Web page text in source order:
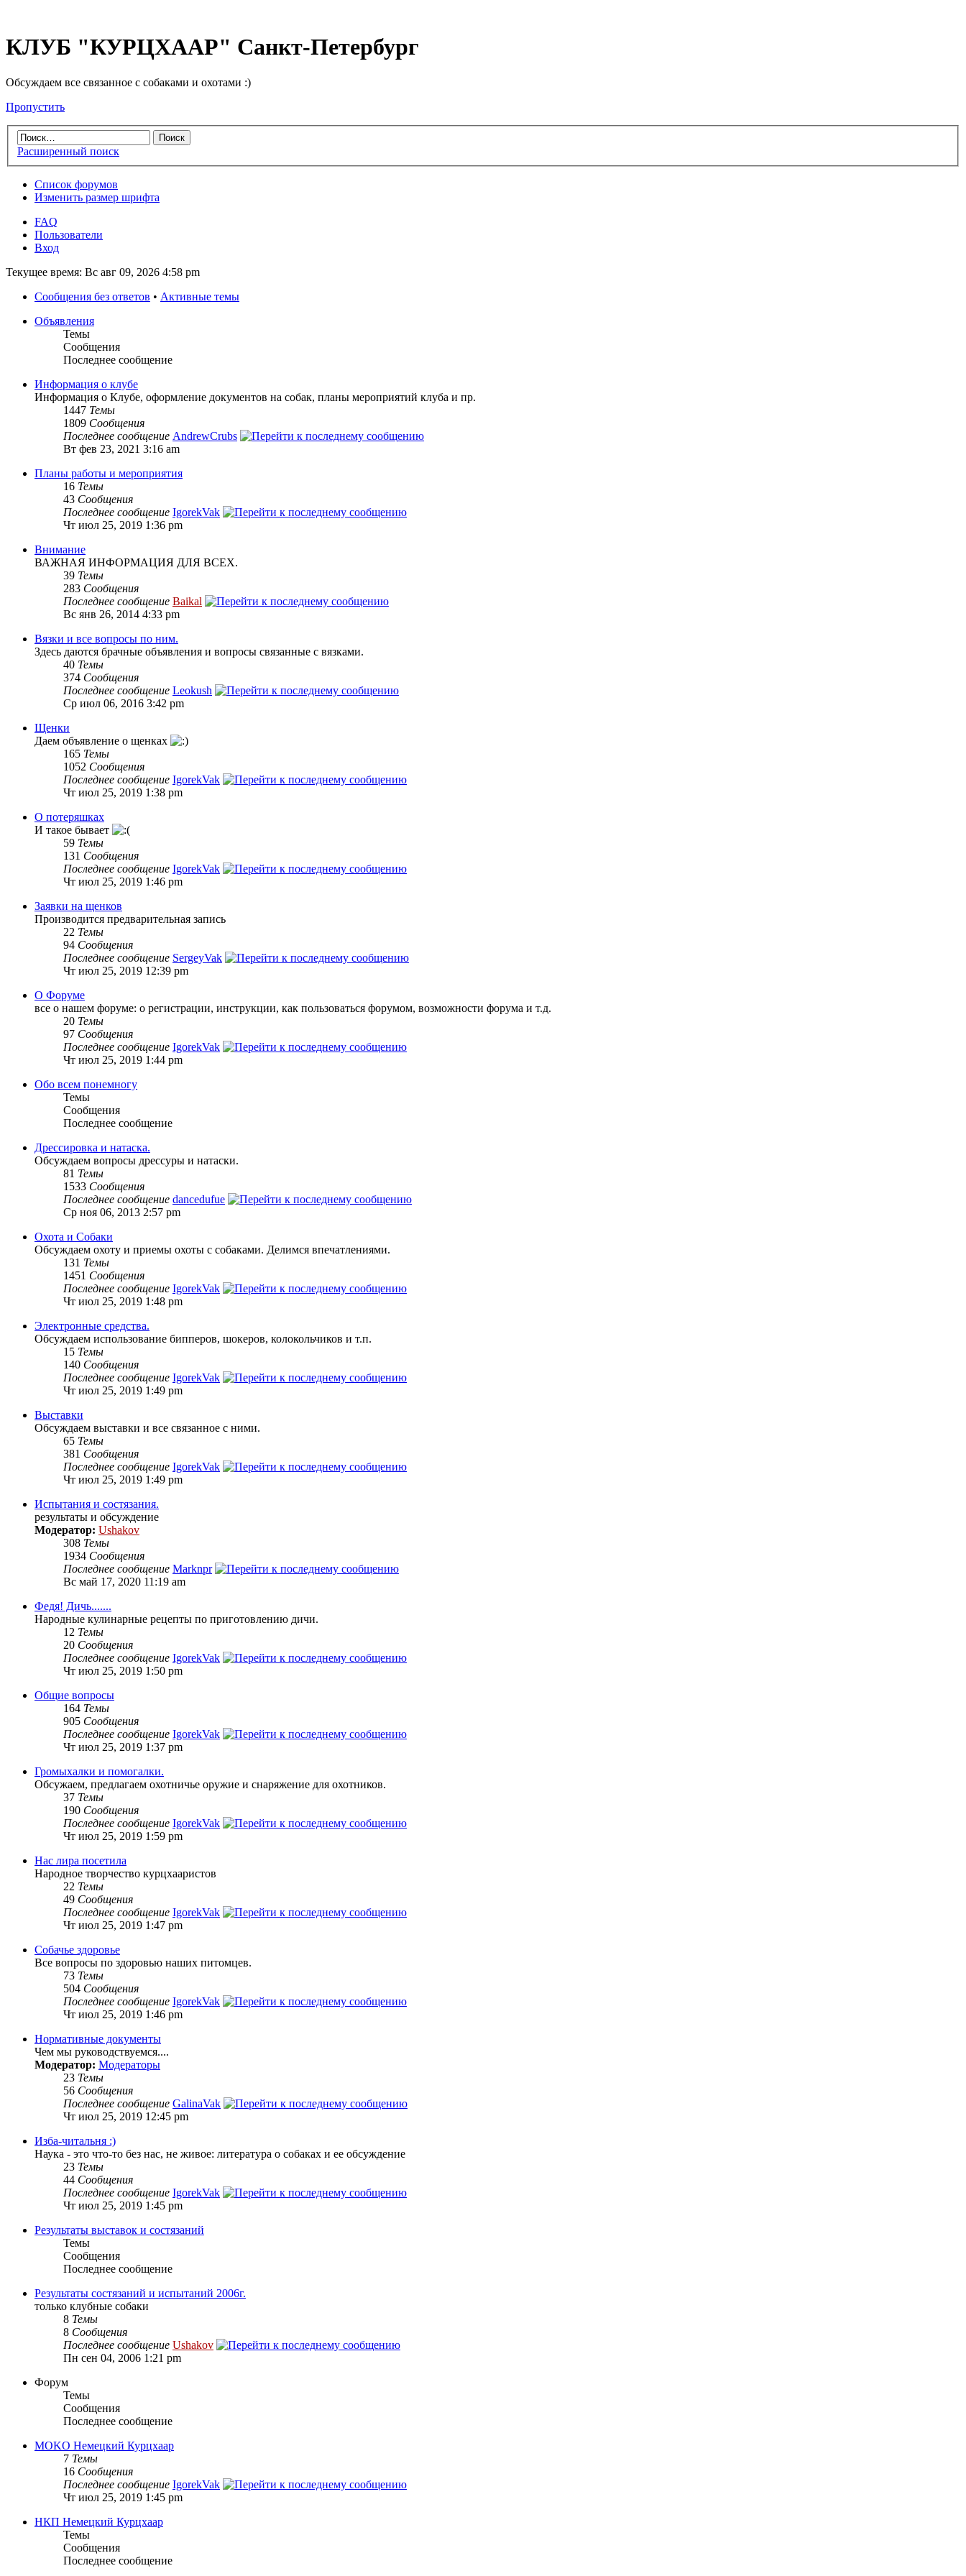
КЛУБ "КУРЦХААР" Санкт-Петербург
Обсуждаем все связанное с собаками и охотами :)
Пропустить
Расширенный поиск
Список форумов
Изменить размер шрифта
FAQ
Пользователи
Вход
Текущее время: Вс авг 09, 2026 4:58 pm
Сообщения без ответов • Активные темы
Объявления
Темы
Сообщения
Последнее сообщение
Информация о клубе
Информация о Клубе, оформление документов на собак, планы мероприятий клуба и пр.
1447 Темы
1809 Сообщения
Последнее сообщение AndrewCrubs
Вт фев 23, 2021 3:16 am
Планы работы и мероприятия
16 Темы
43 Сообщения
Последнее сообщение IgorekVak
Чт июл 25, 2019 1:36 pm
Внимание
ВАЖНАЯ ИНФОРМАЦИЯ ДЛЯ ВСЕХ.
39 Темы
283 Сообщения
Последнее сообщение Baikal
Вс янв 26, 2014 4:33 pm
Вязки и все вопросы по ним.
Здесь даются брачные объявления и вопросы связанные с вязками.
40 Темы
374 Сообщения
Последнее сообщение Leokush
Ср июл 06, 2016 3:42 pm
Щенки
Даем объявление о щенках
165 Темы
1052 Сообщения
Последнее сообщение IgorekVak
Чт июл 25, 2019 1:38 pm
О потеряшках
И такое бывает
59 Темы
131 Сообщения
Последнее сообщение IgorekVak
Чт июл 25, 2019 1:46 pm
Заявки на щенков
Производится предварительная запись
22 Темы
94 Сообщения
Последнее сообщение SergeyVak
Чт июл 25, 2019 12:39 pm
О Форуме
все о нашем форуме: о регистрации, инструкции, как пользоваться форумом, возможности форума и т.д.
20 Темы
97 Сообщения
Последнее сообщение IgorekVak
Чт июл 25, 2019 1:44 pm
Обо всем понемногу
Темы
Сообщения
Последнее сообщение
Дрессировка и натаска.
Обсуждаем вопросы дрессуры и натаски.
81 Темы
1533 Сообщения
Последнее сообщение dancedufue
Ср ноя 06, 2013 2:57 pm
Охота и Собаки
Обсуждаем охоту и приемы охоты с собаками. Делимся впечатлениями.
131 Темы
1451 Сообщения
Последнее сообщение IgorekVak
Чт июл 25, 2019 1:48 pm
Электронные средства.
Обсуждаем использование бипперов, шокеров, колокольчиков и т.п.
15 Темы
140 Сообщения
Последнее сообщение IgorekVak
Чт июл 25, 2019 1:49 pm
Выставки
Обсуждаем выставки и все связанное с ними.
65 Темы
381 Сообщения
Последнее сообщение IgorekVak
Чт июл 25, 2019 1:49 pm
Испытания и состязания.
результаты и обсуждение
Модератор: Ushakov
308 Темы
1934 Сообщения
Последнее сообщение Marknpr
Вс май 17, 2020 11:19 am
Федя! Дичь.......
Народные кулинарные рецепты по приготовлению дичи.
12 Темы
20 Сообщения
Последнее сообщение IgorekVak
Чт июл 25, 2019 1:50 pm
Общие вопросы
164 Темы
905 Сообщения
Последнее сообщение IgorekVak
Чт июл 25, 2019 1:37 pm
Громыхалки и помогалки.
Обсужаем, предлагаем охотничье оружие и снаряжение для охотников.
37 Темы
190 Сообщения
Последнее сообщение IgorekVak
Чт июл 25, 2019 1:59 pm
Нас лира посетила
Народное творчество курцхааристов
22 Темы
49 Сообщения
Последнее сообщение IgorekVak
Чт июл 25, 2019 1:47 pm
Собачье здоровье
Все вопросы по здоровью наших питомцев.
73 Темы
504 Сообщения
Последнее сообщение IgorekVak
Чт июл 25, 2019 1:46 pm
Нормативные документы
Чем мы руководствуемся....
Модератор: Модераторы
23 Темы
56 Сообщения
Последнее сообщение GalinaVak
Чт июл 25, 2019 12:45 pm
Изба-читальня :)
Наука - это что-то без нас, не живое: литература о собаках и ее обсуждение
23 Темы
44 Сообщения
Последнее сообщение IgorekVak
Чт июл 25, 2019 1:45 pm
Результаты выставок и состязаний
Темы
Сообщения
Последнее сообщение
Результаты состязаний и испытаний 2006г.
только клубные собаки
8 Темы
8 Сообщения
Последнее сообщение Ushakov
Пн сен 04, 2006 1:21 pm
Форум
Темы
Сообщения
Последнее сообщение
MOKO Немецкий Курцхаар
7 Темы
16 Сообщения
Последнее сообщение IgorekVak
Чт июл 25, 2019 1:45 pm
НКП Немецкий Курцхаар
Темы
Сообщения
Последнее сообщение